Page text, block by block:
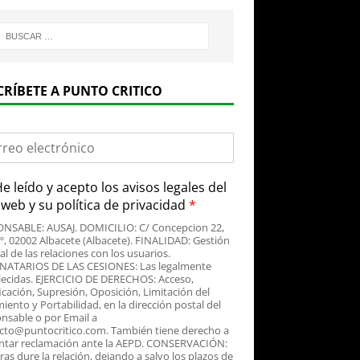
A PUNTO CRITICO
leído y acepto los avisos legales del
y su política de privacidad *
AUSAJ. DOMICILIO: C/ Concepcion 22,
02002 Albacete (Albacete). FINALIDAD: Gestión
de las relaciones con los usuarios.
DE LAS CESIONES: Las legalmente
EJERCICIO DE DERECHOS: Acceso,
Supresión, Oposición, Limitación del
y Portabilidad, en la dirección postal del
o por Email a
También tiene derecho a
reclamación ante la AEPD. CONSERVACIÓN:
dure la relación, dejando a salvo los plazos de